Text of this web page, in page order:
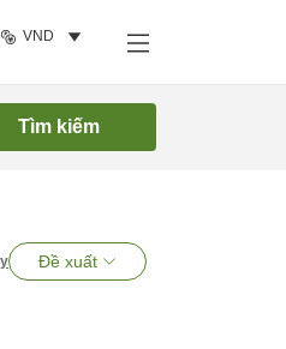
VND
Tìm kiếm
Đề xuất